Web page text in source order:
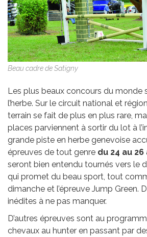
Beau cadre de Satigny
Les plus beaux concours du monde
l’herbe. Sur le circuit national et
terrain se fait de plus en plus rare,
places parviennent à sortir du lot à
grande piste en herbe genevoise
épreuves de tout genre du 24 au 26
seront bien entendu tournés vers le
qui promet du beau sport, tout
dimanche et l’épreuve Jump Green.
inédites à ne pas manquer.
D’autres épreuves sont au
chevaux au hunter en passant par